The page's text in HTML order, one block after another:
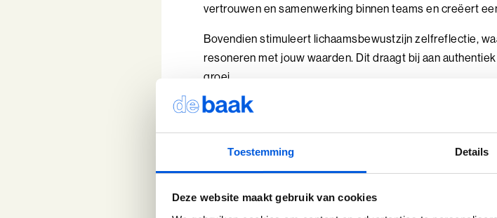
Toestemming Details
Deze website maakt gebruik van cookies
vertrouwen en samenwerking binnen teams en creëert
Bovendien stimuleert lichaamsbewustzijn zelfreflectie,
resoneren met jouw waarden. Dit draagt bij aan
groei.
Valkuilen rondom
Bij het ontwikkelen van lichaamsbewustzijn zijn er enkele
voorbeelden: